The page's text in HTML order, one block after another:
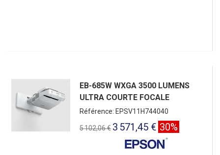
EB-685W WXGA 3500 LUMENS
ULTRA COURTE FOCALE
Référence: EPSV11H744040
5 102,06 € 3 571,45 € 30%